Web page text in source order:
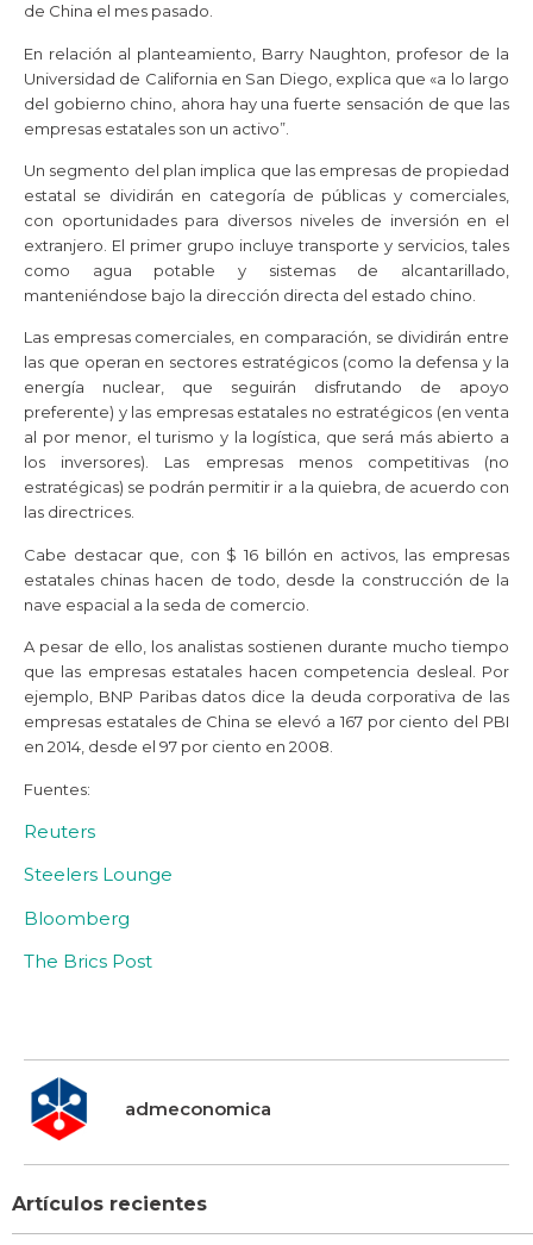
de China el mes pasado.
En relación al planteamiento, Barry Naughton, profesor de la
Universidad de California en San Diego, explica que «a lo largo
del gobierno chino, ahora hay una fuerte sensación de que las
empresas estatales son un activo”.
Un segmento del plan implica que las empresas de propiedad
estatal se dividirán en categoría de públicas y comerciales,
con oportunidades para diversos niveles de inversión en el
extranjero. El primer grupo incluye transporte y servicios, tales
como agua potable y sistemas de alcantarillado,
manteniéndose bajo la dirección directa del estado chino.
Las empresas comerciales, en comparación, se dividirán entre
las que operan en sectores estratégicos (como la defensa y la
energía nuclear, que seguirán disfrutando de apoyo
preferente) y las empresas estatales no estratégicos (en venta
al por menor, el turismo y la logística, que será más abierto a
los inversores). Las empresas menos competitivas (no
estratégicas) se podrán permitir ir a la quiebra, de acuerdo con
las directrices.
Cabe destacar que, con $ 16 billón en activos, las empresas
estatales chinas hacen de todo, desde la construcción de la
nave espacial a la seda de comercio.
A pesar de ello, los analistas sostienen durante mucho tiempo
que las empresas estatales hacen competencia desleal. Por
ejemplo, BNP Paribas datos dice la deuda corporativa de las
empresas estatales de China se elevó a 167 por ciento del PBI
en 2014, desde el 97 por ciento en 2008.
Fuentes:
Reuters
Steelers Lounge
Bloomberg
The Brics Post
admeconomica
Artículos recientes